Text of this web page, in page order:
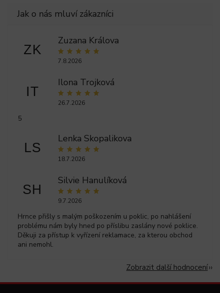
ZK
Zuzana Králova
7.8.2026
IT
Ilona Trojková
26.7.2026
5
LS
Lenka Skopalikova
18.7.2026
SH
Silvie Hanulíková
9.7.2026
Hrnce přišly s malým poškozením u poklic, po nahlášení
problému nám byly hned po příslibu zaslány nové poklice.
Děkuji za přístup k vyřízení reklamace, za kterou obchod
ani nemohl.
Zobrazit další hodnocení